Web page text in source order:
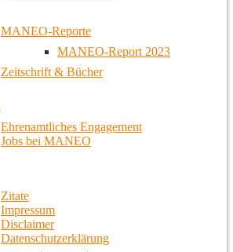
MANEO-Reporte
MANEO-Report 2023
Zeitschrift & Bücher
Ehrenamtliches Engagement
Jobs bei MANEO
Zitate
Impressum
Disclaimer
Datenschutzerklärung